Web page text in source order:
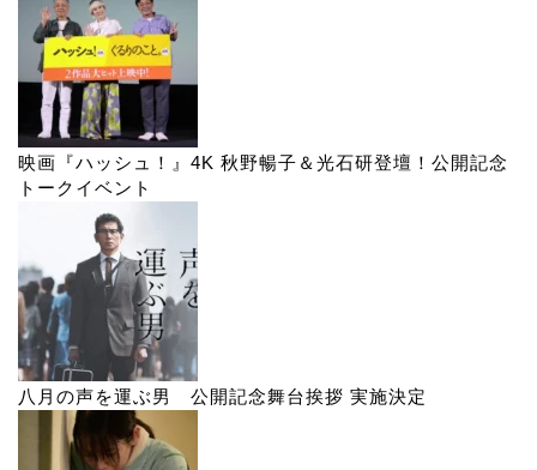
映画『ハッシュ！』4K 秋野暢子＆光石研登壇！公開記念
トークイベント
八月の声を運ぶ男 公開記念舞台挨拶 実施決定